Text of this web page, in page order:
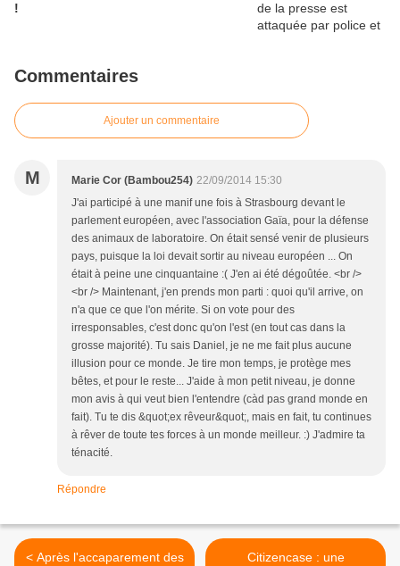
!
Commentaires
Ajouter un commentaire
M Marie Cor (Bambou254) 22/09/2014 15:30
J'ai participé à une manif une fois à Strasbourg devant le
parlement européen, avec l'association Gaïa, pour la défense
des animaux de laboratoire. On était sensé venir de plusieurs
pays, puisque la loi devait sortir au niveau européen ... On
était à peine une cinquantaine :( J'en ai été dégoûtée. <br />
<br /> Maintenant, j'en prends mon parti : quoi qu'il arrive, on
n'a que ce que l'on mérite. Si on vote pour des
irresponsables, c'est donc qu'on l'est (en tout cas dans la
grosse majorité). Tu sais Daniel, je ne me fait plus aucune
illusion pour ce monde. Je tire mon temps, je protège mes
bêtes, et pour le reste... J'aide à mon petit niveau, je donne
mon avis à qui veut bien l'entendre (càd pas grand monde en
fait). Tu te dis &quot;ex rêveur&quot;, mais en fait, tu continues
à rêver de toute tes forces à un monde meilleur. :) J'admire ta
ténacité.
Répondre
< Après l'accaparement des
Citizencase : une